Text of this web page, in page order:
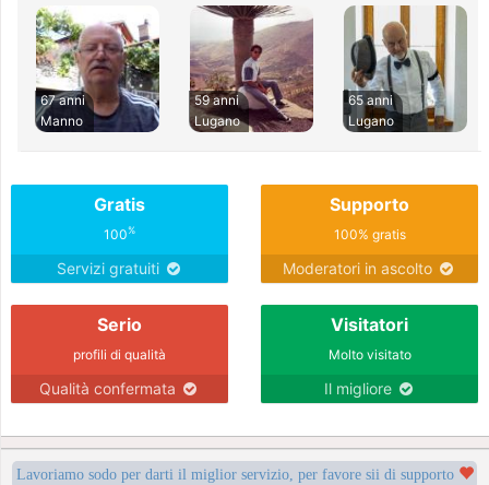
67 anni
Manno
59 anni
Lugano
65 anni
Lugano
Gratis
100%
Servizi gratuiti
Supporto
100% gratis
Moderatori in ascolto
Serio
profili di qualità
Qualità confermata
Visitatori
Molto visitato
Il migliore
Lavoriamo sodo per darti il miglior servizio, per favore sii di supporto